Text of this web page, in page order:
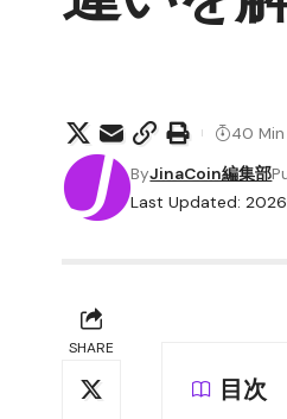
Last Updated:
ByJinaCoin編集部
40 Min
SHARE
目次